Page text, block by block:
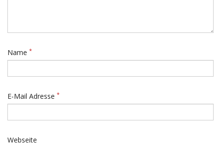
Name *
E-Mail Adresse *
Webseite